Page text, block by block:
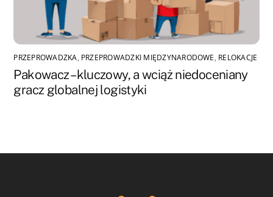
PRZEPROWADZKA, PRZEPROWADZKI MIĘDZYNARODOWE, RELOKACJE
Pakowacz – kluczowy, a wciąż niedoceniany
gracz globalnej logistyki